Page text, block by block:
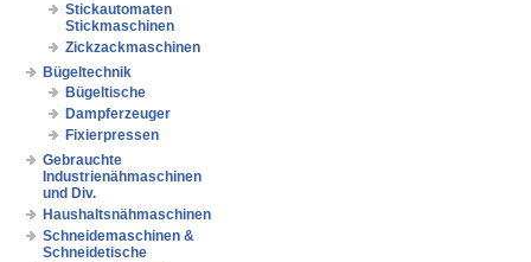
Stickautomaten
Stickmaschinen
Zickzackmaschinen
Bügeltechnik
Bügeltische
Dampferzeuger
Fixierpressen
Gebrauchte
Industrienähmaschinen
und Div.
Haushaltsnähmaschinen
Schneidemaschinen &
Schneidetische